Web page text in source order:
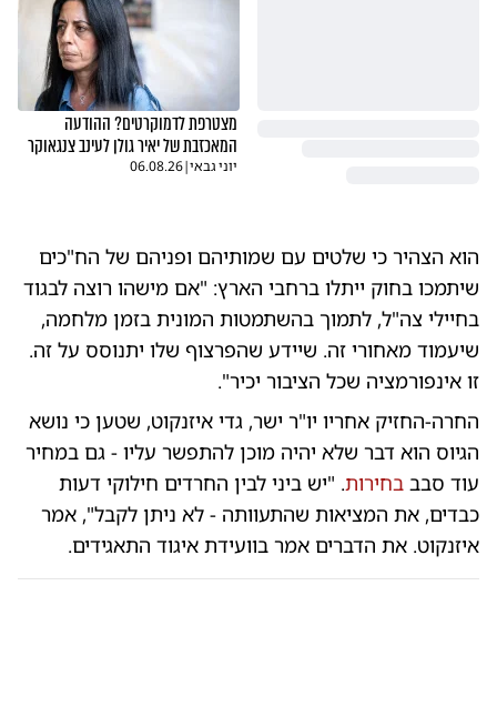
מצטרפת לדמוקרטים? ההודעה
המאכזבת של יאיר גולן לעינב צנגאוקר
יוני גבאי|
06.08.26
הוא הצהיר כי שלטים עם שמותיהם ופניהם של הח"כים
שיתמכו בחוק ייתלו ברחבי הארץ: "אם מישהו רוצה לבגוד
בחיילי צה"ל, לתמוך בהשתמטות המונית בזמן מלחמה,
שיעמוד מאחורי זה. שיידע שהפרצוף שלו יתנוסס על זה.
זו אינפורמציה שכל הציבור יכיר".
החרה-החזיק אחריו יו"ר ישר, גדי איזנקוט, שטען כי נושא
הגיוס הוא דבר שלא יהיה מוכן להתפשר עליו - גם במחיר
עוד סבב בחירות. "יש ביני לבין החרדים חילוקי דעות
כבדים, את המציאות שהתעוותה - לא ניתן לקבל", אמר
איזנקוט. את הדברים אמר בוועידת איגוד התאגידים.